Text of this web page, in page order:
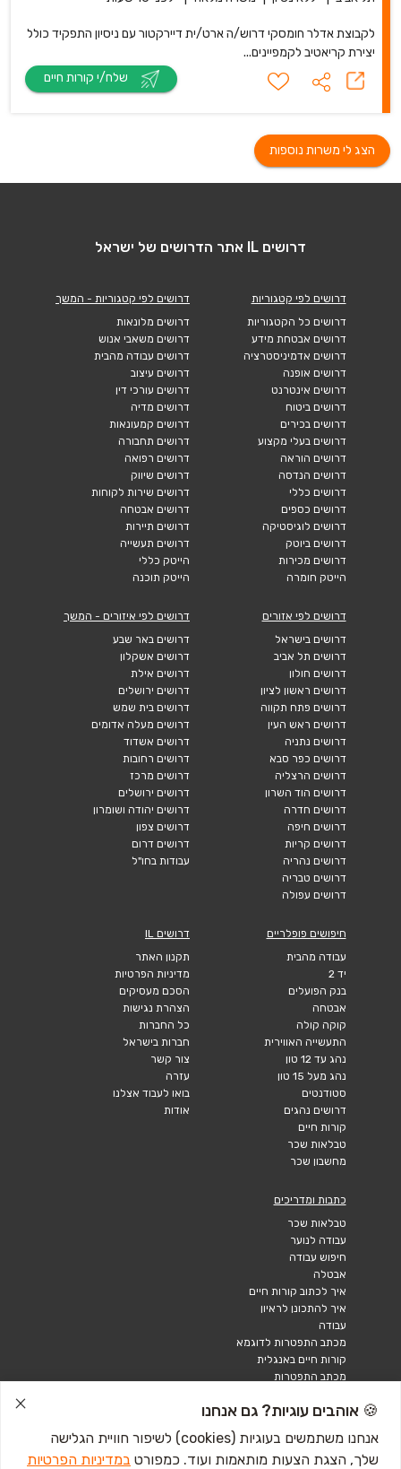
לקבוצת אדלר חומסקי דרוש/ה ארט/ית דיירקטור עם ניסיון התפקיד כולל
יצירת קריאטיב לקמפיינים...
הצג לי משרות נוספות
דרושים IL אתר הדרושים של ישראל
דרושים לפי קטגוריות
דרושים כל הקטגוריות
דרושים אבטחת מידע
דרושים אדמיניסטרציה
דרושים אופנה
דרושים אינטרנט
דרושים ביטוח
דרושים בכירים
דרושים בעלי מקצוע
דרושים הוראה
דרושים הנדסה
דרושים כללי
דרושים כספים
דרושים לוגיסטיקה
דרושים ביוטק
דרושים מכירות
הייטק חומרה
דרושים לפי קטגוריות - המשך
דרושים מלונאות
דרושים משאבי אנוש
דרושים עבודה מהבית
דרושים עיצוב
דרושים עורכי דין
דרושים מדיה
דרושים קמעונאות
דרושים תחבורה
דרושים רפואה
דרושים שיווק
דרושים שירות לקוחות
דרושים אבטחה
דרושים תיירות
דרושים תעשייה
הייטק כללי
הייטק תוכנה
דרושים לפי אזורים
דרושים בישראל
דרושים תל אביב
דרושים חולון
דרושים ראשון לציון
דרושים פתח תקווה
דרושים ראש העין
דרושים נתניה
דרושים כפר סבא
דרושים הרצליה
דרושים הוד השרון
דרושים חדרה
דרושים חיפה
דרושים קריות
דרושים נהריה
דרושים טבריה
דרושים עפולה
דרושים לפי איזורים - המשך
דרושים באר שבע
דרושים אשקלון
דרושים אילת
דרושים ירושלים
דרושים בית שמש
דרושים מעלה אדומים
דרושים אשדוד
דרושים רחובות
דרושים מרכז
דרושים ירושלים
דרושים יהודה ושומרון
דרושים צפון
דרושים דרום
עבודות בחו"ל
חיפושים פופלריים
עבודה מהבית
יד 2
בנק הפועלים
אבטחה
קוקה קולה
התעשייה האווירית
נהג עד 12 טון
נהג מעל 15 טון
סטודנטים
דרושים נהגים
קורות חיים
טבלאות שכר
מחשבון שכר
דרושים IL
תקנון האתר
מדיניות הפרטיות
הסכם מעסיקים
הצהרת נגישות
כל החברות
חברות בישראל
צור קשר
עזרה
בואו לעבוד אצלנו
אודות
כתבות ומדריכים
טבלאות שכר
עבודה לנוער
חיפוש עבודה
אבטלה
איך לכתוב קורות חיים
איך להתכונן לראיון
עבודה
מכתב התפטרות לדוגמא
קורות חיים באנגלית
מכתב התפטרות
🍪 אוהבים עוגיות? גם אנחנו
אנחנו משתמשים בעוגיות (cookies) לשיפור חוויית הגלישה
שלך, הצגת הצעות מותאמות ועוד. כמפורט במדיניות הפרטיות